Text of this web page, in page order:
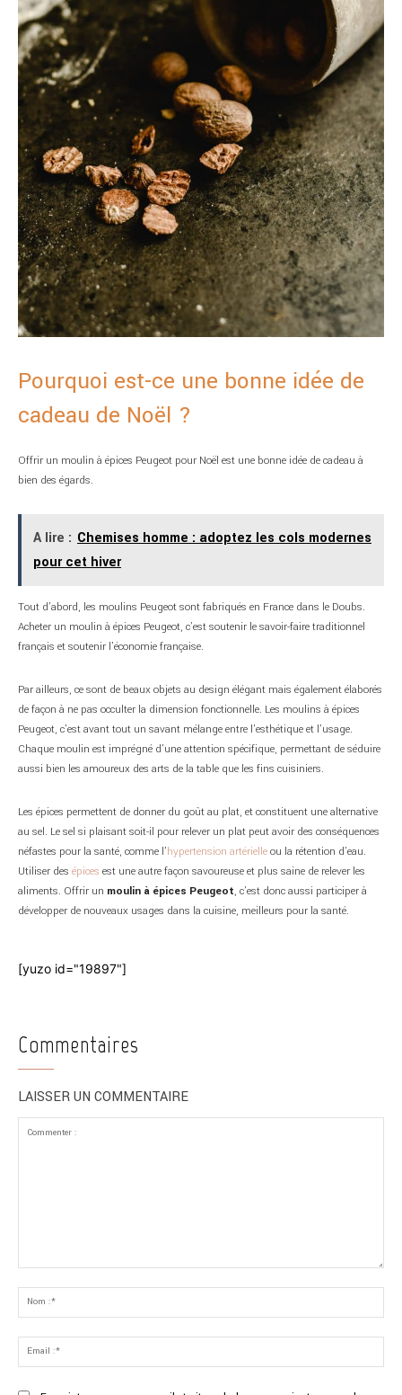
Pourquoi est-ce une bonne idée de
cadeau de Noël ?
Offrir un moulin à épices Peugeot pour Noël est une bonne idée de cadeau à
bien des égards.
A lire : Chemises homme : adoptez les cols modernes
pour cet hiver
Tout d’abord, les moulins Peugeot sont fabriqués en France dans le Doubs.
Acheter un moulin à épices Peugeot, c’est soutenir le savoir-faire traditionnel
français et soutenir l’économie française.
Par ailleurs, ce sont de beaux objets au design élégant mais également élaborés
de façon à ne pas occulter la dimension fonctionnelle. Les moulins à épices
Peugeot, c’est avant tout un savant mélange entre l’esthétique et l’usage.
Chaque moulin est imprégné d’une attention spécifique, permettant de séduire
aussi bien les amoureux des arts de la table que les fins cuisiniers.
Les épices permettent de donner du goût au plat, et constituent une alternative
au sel. Le sel si plaisant soit-il pour relever un plat peut avoir des conséquences
néfastes pour la santé, comme l’hypertension artérielleou la rétention d’eau.
Utiliser des épices est une autre façon savoureuse et plus saine de relever les
aliments. Offrir un moulin à épices Peugeot, c’est donc aussi participer à
développer de nouveaux usages dans la cuisine, meilleurs pour la santé.
[yuzo id="19897"]
Commentaires
LAISSER UN COMMENTAIRE
:*
:*